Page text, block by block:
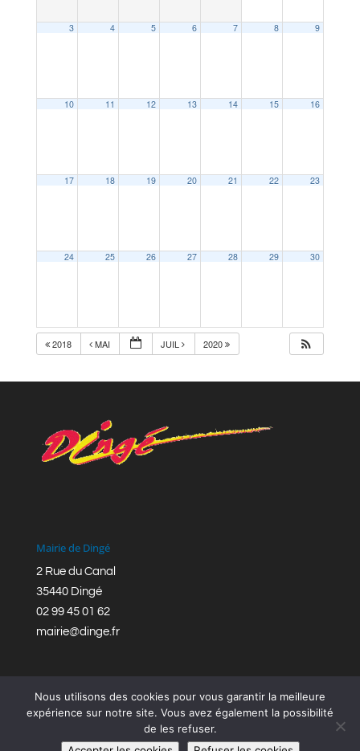
3 4 5 6 7 8 9
10 11 12 13 14 15 16
17 18 19 20 21 22 23
24 25 26 27 28 29 30
2018 MAI JUIL 2020
Mairie de Dingé
2 Rue du Canal
35440 Dingé
02 99 45 01 62
mairie@dinge.fr
Réalisation © Mairie de Dingé,Bretagne Romantique
Nous utilisons des cookies pour vous garantir la meilleure
expérience sur notre site. Vous avez également la possibilité
de les refuser.